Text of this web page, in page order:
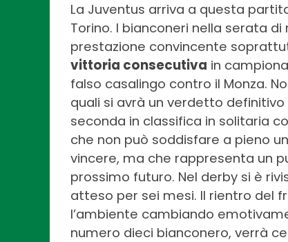
La Juventus arriva a questa
Torino. I bianconeri nella serata
prestazione convincente
vittoria consecutiva in
falso casalingo contro il Monza.
quali si avrà un verdetto
seconda in classifica in solitaria
che non può soddisfare a pieno
vincere, ma che rappresenta un
prossimo futuro. Nel derby si è
atteso per sei mesi. Il rientro del
l’ambiente cambiando
numero dieci bianconero, verrà